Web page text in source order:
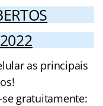
as principais
gratuitamente: